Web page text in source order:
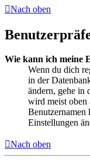
Nach oben
Wie kann ich meine
Wenn du dich
in der
ändern, gehe in
wird meist oben
Benutzernamen
Einstellungen
Nach oben